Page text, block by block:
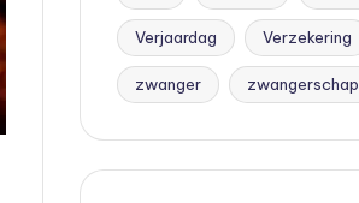
Verjaardag Verzekering
zwanger zwangerschap